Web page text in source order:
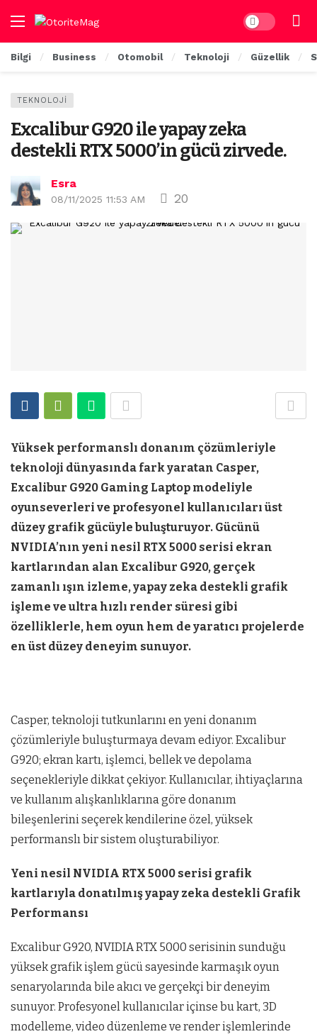
Dark mode
Bilgi Business Otomobil Teknoloji Güzellik
TEKNOLOJI
Excalibur G920 ile yapay zeka
destekli RTX 5000’in gücü zirvede.
Esra
08/11/2025 11:53 AM 20
Yüksek performanslı donanım çözümleriyle
teknoloji dünyasında fark yaratan Casper,
Excalibur G920 Gaming Laptop modeliyle
oyunseverleri ve profesyonel kullanıcıları üst
düzey grafik gücüyle buluşturuyor. Gücünü
NVIDIA’nın yeni nesil RTX 5000 serisi ekran
kartlarından alan Excalibur G920, gerçek
zamanlı ışın izleme, yapay zeka destekli grafik
işleme ve ultra hızlı render süresi gibi
özelliklerle, hem oyun hem de yaratıcı projelerde
en üst düzey deneyim sunuyor.
Casper, teknoloji tutkunlarını en yeni donanım
çözümleriyle buluşturmaya devam ediyor. Excalibur
G920; ekran kartı, işlemci, bellek ve depolama
seçenekleriyle dikkat çekiyor. Kullanıcılar, ihtiyaçlarına
ve kullanım alışkanlıklarına göre donanım
bileşenlerini seçerek kendilerine özel, yüksek
performanslı bir sistem oluşturabiliyor.
Yeni nesil NVIDIA RTX 5000 serisi grafik
kartlarıyla donatılmış yapay zeka destekli Grafik
Performansı
Excalibur G920, NVIDIA RTX 5000 serisinin sunduğu
yüksek grafik işlem gücü sayesinde karmaşık oyun
senaryolarında bile akıcı ve gerçekçi bir deneyim
sunuyor. Profesyonel kullanıcılar içinse bu kart, 3D
modelleme, video düzenleme ve render işlemlerinde